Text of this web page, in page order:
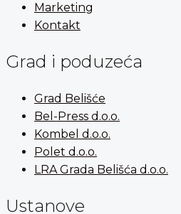
Marketing
Kontakt
Grad i poduzeća
Grad Belišće
Bel-Press d.o.o.
Kombel d.o.o.
Polet d.o.o.
LRA Grada Belišća d.o.o.
Ustanove